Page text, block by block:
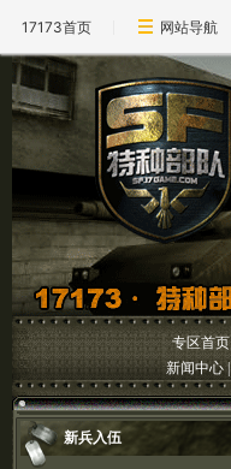
17173首页 网站导航
专区首页
新闻中心 |
新兵入伍